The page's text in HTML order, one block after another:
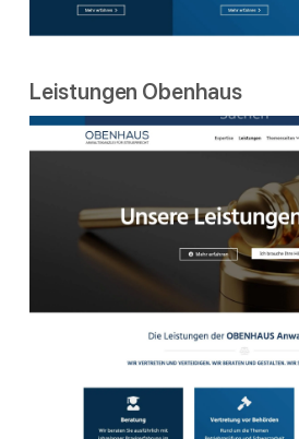
Leistungen Obenhaus